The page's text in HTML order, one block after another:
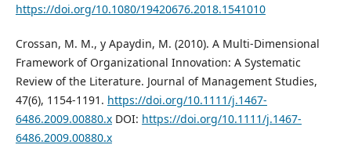
https://doi.org/10.1080/19420676.2018.1541010
Crossan, M. M., y Apaydin, M. (2010). A Multi‐Dimensional
Framework of Organizational Innovation: A Systematic
Review of the Literature. Journal of Management Studies,
47(6), 1154-1191. https://doi.org/10.1111/j.1467-
6486.2009.00880.xDOI: https://doi.org/10.1111/j.1467-
6486.2009.00880.x